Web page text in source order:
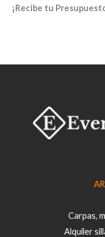
¡Recibe tu
Carpas,
Alquiler